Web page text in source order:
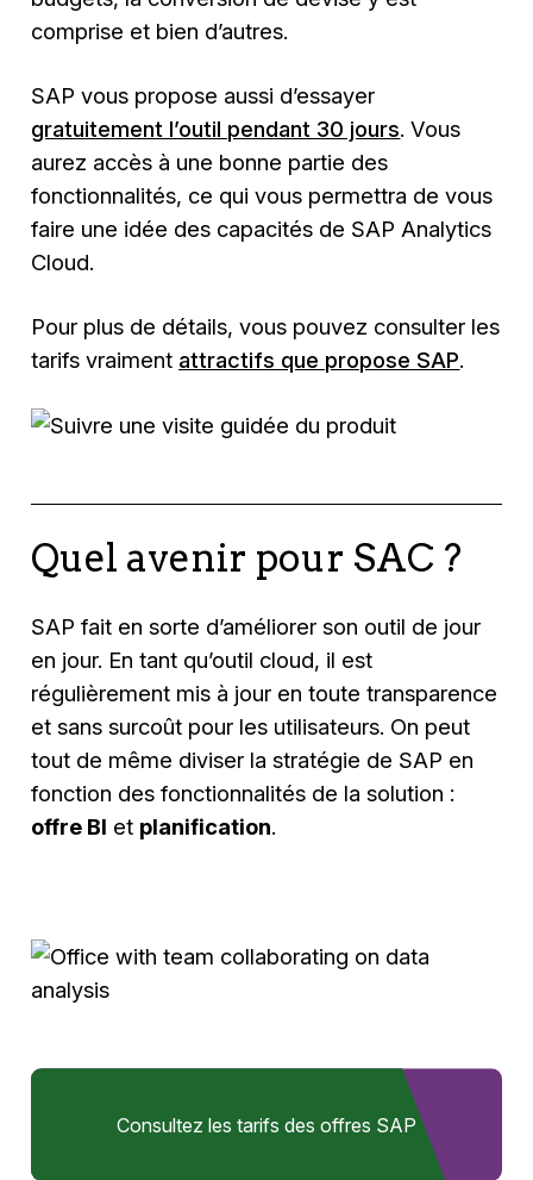
comprise et bien d’autres.
SAP vous propose aussi d’essayer
gratuitement l’outil pendant 30 jours. Vous
aurez accès à une bonne partie des
fonctionnalités, ce qui vous permettra de vous
faire une idée des capacités de SAP Analytics
Cloud.
Pour plus de détails, vous pouvez consulter les
tarifs vraiment attractifs que propose SAP.
Quel avenir pour SAC ?
SAP fait en sorte d’améliorer son outil de jour
en jour. En tant qu’outil cloud, il est
régulièrement mis à jour en toute transparence
et sans surcoût pour les utilisateurs. On peut
tout de même diviser la stratégie de SAP en
fonction des fonctionnalités de la solution :
offre BI et planification.
Consultez les tarifs des offres SAP